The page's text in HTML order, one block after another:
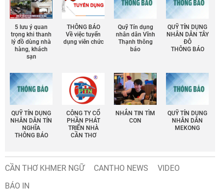
5 lưu ý quan
trọng khi thanh
lý đồ dùng nhà
hàng, khách
sạn
THÔNG BÁO
Về việc tuyển
dụng viên chức
Quỹ Tín dụng
nhân dân Vĩnh
Thạnh thông
báo
QUỸ TÍN DỤNG
NHÂN DÂN TÂY
ĐÔ
THÔNG BÁO
QUỸ TÍN DỤNG
NHÂN DÂN TÍN
NGHĨA
THÔNG BÁO
CÔNG TY CỔ
PHẦN PHÁT
TRIỂN NHÀ
CẦN THƠ
NHẮN TIN TÌM
CON
QUỸ TÍN DỤNG
NHÂN DÂN
MEKONG
CẦN THƠ KHMER NGỮ CANTHO NEWS
VIDEO
BÁO IN